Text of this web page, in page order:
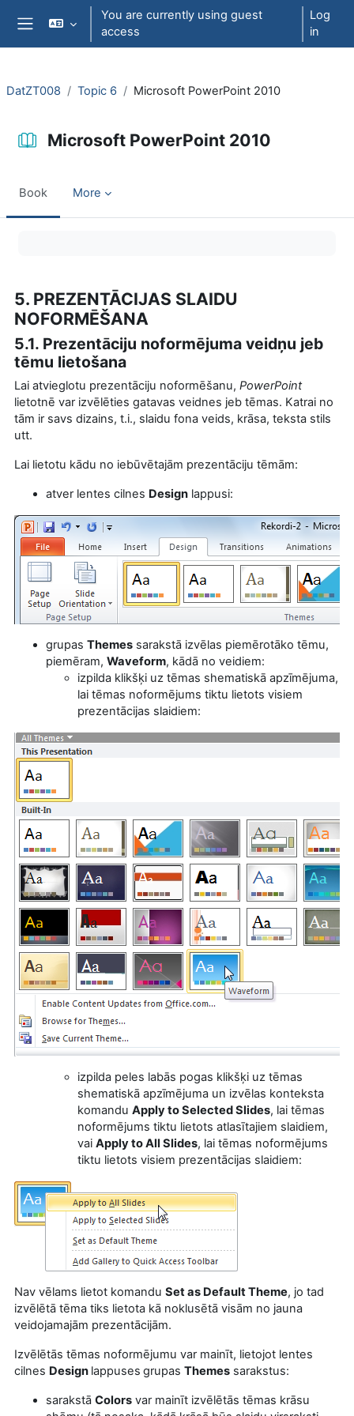
Skip to main content
You are currently using guest
access
Log
in
DatZT008 Topic 6 Microsoft PowerPoint 2010
Microsoft PowerPoint 2010
Book More
5. PREZENTĀCIJAS SLAIDU
NOFORMĒŠANA
5.1. Prezentāciju noformējuma veidņu jeb
tēmu lietošana
Lai atvieglotu prezentāciju noformēšanu, PowerPoint
lietotnē var izvēlēties gatavas veidnes jeb tēmas. Katrai no
tām ir savs dizains, t.i., slaidu fona veids, krāsa, teksta stils
utt.
Lai lietotu kādu no iebūvētajām prezentāciju tēmām:
atver lentes cilnes Design lappusi:
grupas Themes sarakstā izvēlas piemērotāko tēmu,
piemēram, Waveform, kādā no veidiem:
izpilda klikšķi uz tēmas shematiskā apzīmējuma,
lai tēmas noformējums tiktu lietots visiem
prezentācijas slaidiem:
izpilda peles labās pogas klikšķi uz tēmas
shematiskā apzīmējuma un izvēlas konteksta
komandu Apply to Selected Slides, lai tēmas
noformējums tiktu lietots atlasītajiem slaidiem,
vai Apply to All Slides, lai tēmas noformējums
tiktu lietots visiem prezentācijas slaidiem:
Nav vēlams lietot komandu Set as Default Theme, jo tad
izvēlētā tēma tiks lietota kā noklusētā visām no jauna
veidojamajām prezentācijām.
Izvēlētās tēmas noformējumu var mainīt, lietojot lentes
cilnes Design lappuses grupas Themes sarakstus:
sarakstā Colors var mainīt izvēlētās tēmas krāsu